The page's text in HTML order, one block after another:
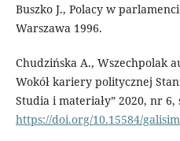
Buszko J., Polacy w
Warszawa 1996.
Chudzińska A., Wszechpolak
Wokół kariery politycznej
Studia i materiały” 2020, nr 6,
https://doi.org/10.15584/